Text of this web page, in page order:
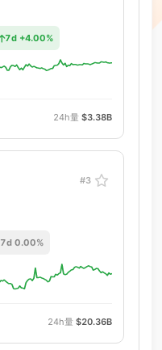
7d +4.00%
24h量 $3.38B
#3
7d 0.00%
24h量 $20.36B